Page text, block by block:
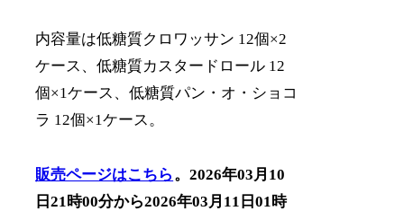
内容量は低糖質クロワッサン 12個×2
ケース、低糖質カスタードロール 12
個×1ケース、低糖質パン・オ・ショコ
ラ 12個×1ケース。
販売ページはこちら 。2026年03月10
日21時00分から2026年03月11日01時